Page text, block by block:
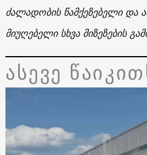
ძალადობის წამქეზებელი და
მიუღებელი სხვა მიზეზების
ასევე